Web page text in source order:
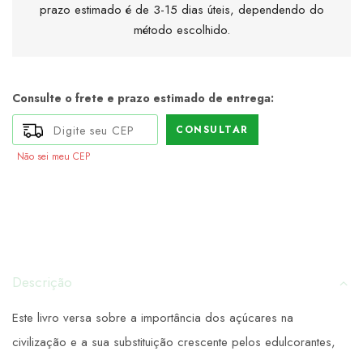
prazo estimado é de 3-15 dias úteis, dependendo do
método escolhido.
Consulte o frete e prazo estimado de entrega:
CONSULTAR
Não sei meu CEP
Descrição
Este livro versa sobre a importância dos açúcares na
civilização e a sua substituição crescente pelos edulcorantes,